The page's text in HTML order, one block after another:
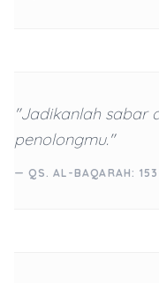
"Jadikanlah sabar
penolongmu."
— QS. AL-BAQARAH: 153